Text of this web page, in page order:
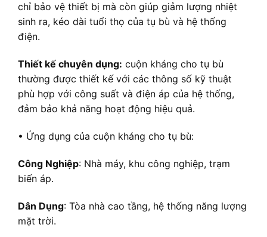
chỉ bảo vệ thiết bị mà còn giúp giảm lượng nhiệt
sinh ra, kéo dài tuổi thọ của tụ bù và hệ thống
điện.
Thiết kế chuyên dụng: cuộn kháng cho tụ bù
thường được thiết kế với các thông số kỹ thuật
phù hợp với công suất và điện áp của hệ thống,
đảm bảo khả năng hoạt động hiệu quả.
• Ứng dụng của cuộn kháng cho tụ bù:
Công Nghiệp: Nhà máy, khu công nghiệp, trạm
biến áp.
Dân Dụng: Tòa nhà cao tầng, hệ thống năng lượng
mặt trời.